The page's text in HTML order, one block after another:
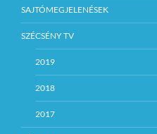
SAJTÓMEGJELENÉSEK
SZÉCSÉNY TV
2019
2018
2017